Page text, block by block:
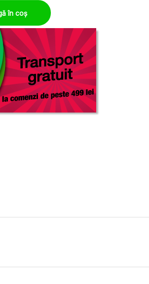
set 100 buc quantity
în coș